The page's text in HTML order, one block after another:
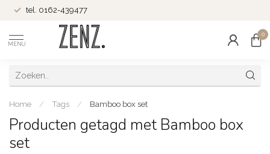
tel. 0162-439477
MENU
0
Home / Tags / Bamboo box set
Producten getagd met Bamboo box
set